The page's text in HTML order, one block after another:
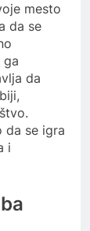
mesto
da se
ga
da
da se igra
i